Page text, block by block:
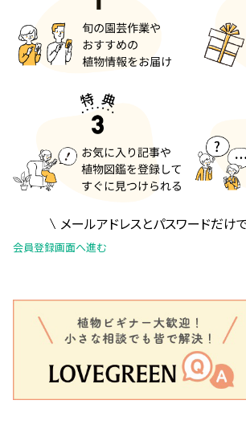
メールアドレスとパスワードだけ
会員登録画面へ進む